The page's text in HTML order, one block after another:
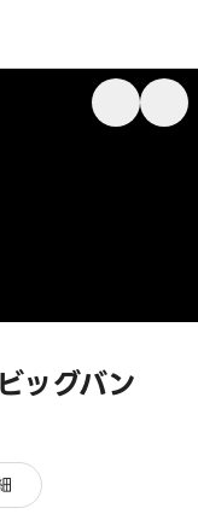
ッグバン